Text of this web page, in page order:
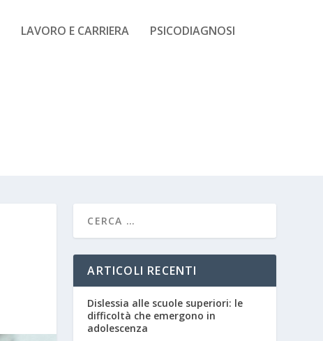
LAVORO E CARRIERA PSICODIAGNOSI
ARTICOLI RECENTI
Dislessia alle scuole superiori: le
difficoltà che emergono in
adolescenza